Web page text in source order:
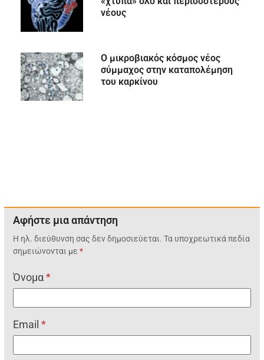
νέους
Ο μικροβιακός κόσμος νέος
σύμμαχος στην καταπολέμηση
του καρκίνου
Αφήστε μια απάντηση
Η ηλ. διεύθυνση σας δεν δημοσιεύεται. Τα υποχρεωτικά πεδία
σημειώνονται με*
Όνομα*
Email*